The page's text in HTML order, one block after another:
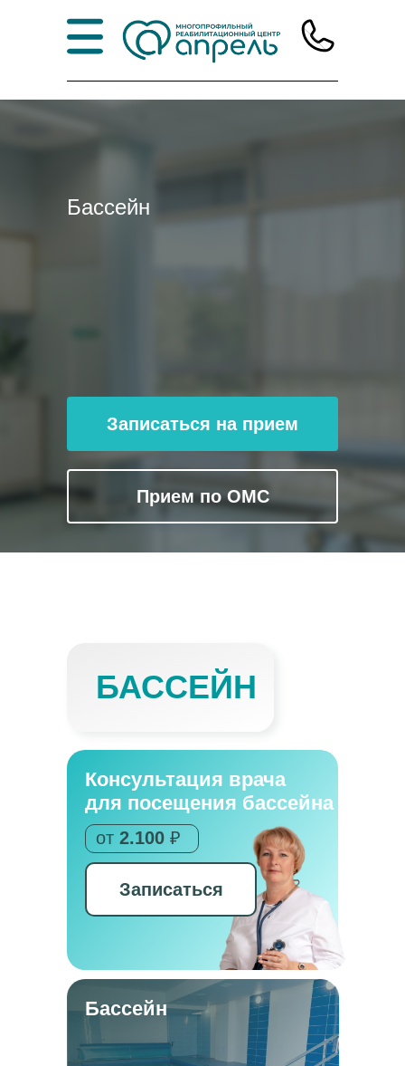
Бассейн
Прием по ОМС
Записаться на прием
Бассейн
БАССЕЙН
Консультация врача
для посещения бассейна
от 2.100 ₽
Записаться